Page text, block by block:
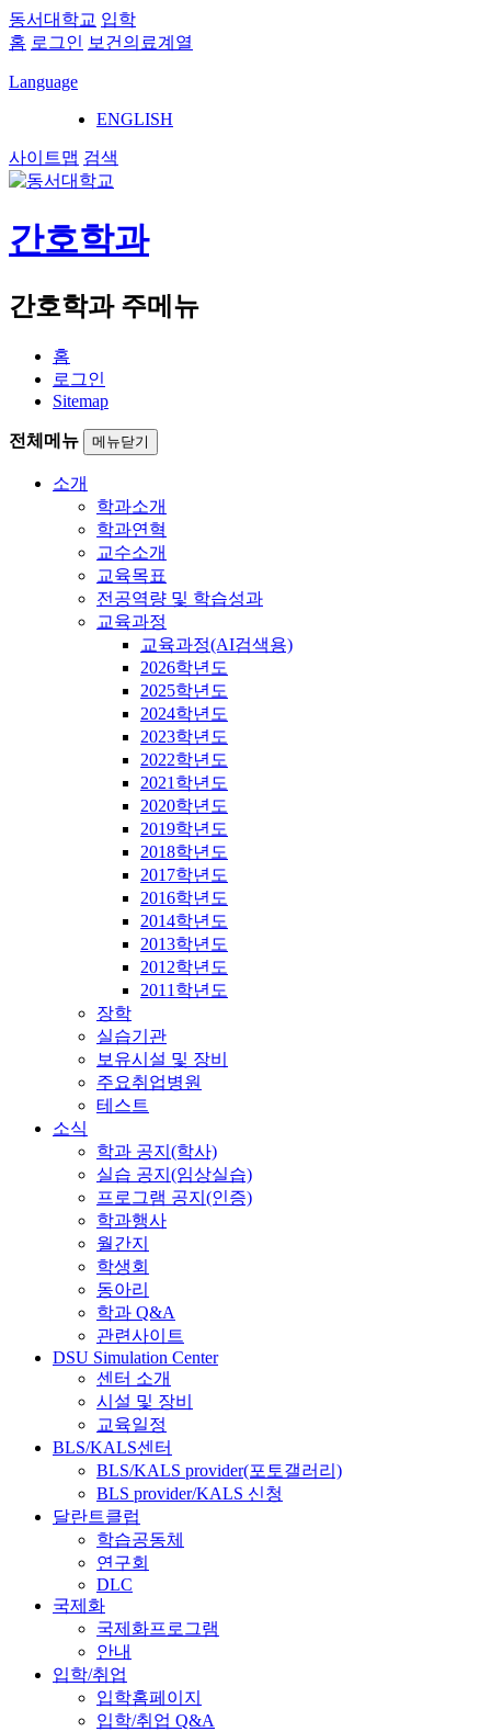
동서대학교 입학
홈 로그인 보건의료계열
Language
ENGLISH
사이트맵 검색
간호학과
간호학과 주메뉴
홈
로그인
Sitemap
전체메뉴 메뉴닫기
소개
학과소개
학과연혁
교수소개
교육목표
전공역량 및 학습성과
교육과정
교육과정(AI검색용)
2026학년도
2025학년도
2024학년도
2023학년도
2022학년도
2021학년도
2020학년도
2019학년도
2018학년도
2017학년도
2016학년도
2014학년도
2013학년도
2012학년도
2011학년도
장학
실습기관
보유시설 및 장비
주요취업병원
테스트
소식
학과 공지(학사)
실습 공지(임상실습)
프로그램 공지(인증)
학과행사
월간지
학생회
동아리
학과 Q&A
관련사이트
DSU Simulation Center
센터 소개
시설 및 장비
교육일정
BLS/KALS센터
BLS/KALS provider(포토갤러리)
BLS provider/KALS 신청
달란트클럽
학습공동체
연구회
DLC
국제화
국제화프로그램
안내
입학/취업
입학홈페이지
입학/취업 Q&A